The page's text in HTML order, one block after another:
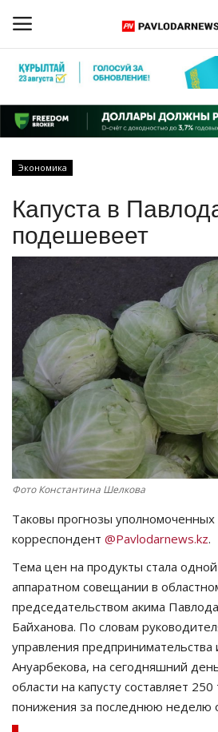
Главная
ПАВЛОДАРСКАЯ ОБЛАСТЬ
КАЗАХСТАН
МИР
СПЕЦПРОЕКТЫ
СПОРТ
Чек-лист
РАЗВЛЕЧЕНИЯ
Курултай
Язык
Қазақша Русский
Экономика
Капуста в
подешевеет
Фото Константина Шелкова
Таковы прогнозы уполномоченных
корреспондент @Pavlodarnews.kz.
Тема цен на продукты стала
аппаратном совещании в
председательством акима
Байханова. По словам
управления предпринимательства
Ануарбекова, на сегодняшний
области на капусту составляет
понижения за последнюю неделю